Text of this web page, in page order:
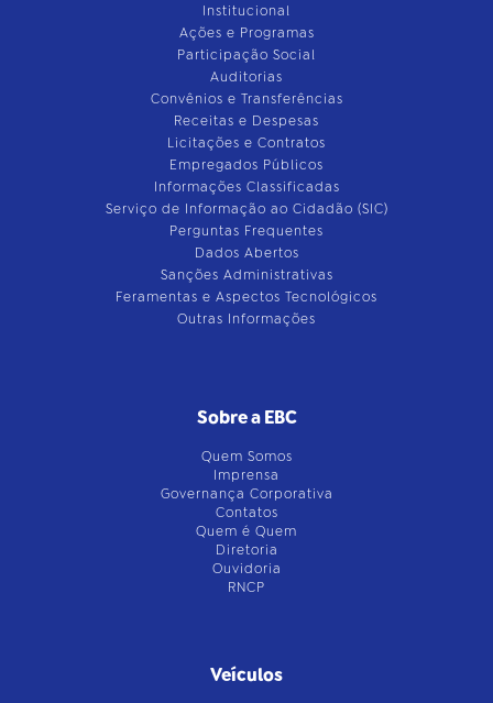
Institucional
Ações e Programas
Participação Social
Auditorias
Convênios e Transferências
Receitas e Despesas
Licitações e Contratos
Empregados Públicos
Informações Classificadas
Serviço de Informação ao Cidadão (SIC)
Perguntas Frequentes
Dados Abertos
Sanções Administrativas
Feramentas e Aspectos Tecnológicos
Outras Informações
Sobre a EBC
Quem Somos
Imprensa
Governança Corporativa
Contatos
Quem é Quem
Diretoria
Ouvidoria
RNCP
Veículos